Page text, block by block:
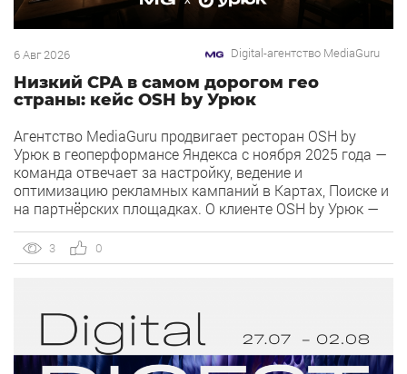
6 Авг 2026 Digital-агентство MediaGuru
Низкий CPA в самом дорогом гео
страны: кейс OSH by Урюк
Агентство MediaGuru продвигает ресторан OSH by
Урюк в геоперформансе Яндекса с ноября 2025 года —
команда отвечает за настройку, ведение и
оптимизацию рекламных кампаний в Картах, Поиске и
на партнёрских площадках. О клиенте OSH by Урюк —
объединивший концепцию дубайского OSH с сетью
«Урюк». Концепт строится […]
3 0